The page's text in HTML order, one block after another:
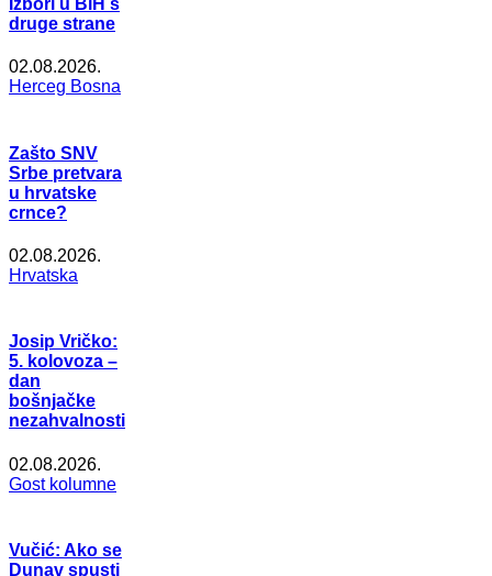
Izbori u BiH s
druge strane
02.08.2026.
Herceg Bosna
Zašto SNV
Srbe pretvara
u hrvatske
crnce?
02.08.2026.
Hrvatska
Josip Vričko:
5. kolovoza –
dan
bošnjačke
nezahvalnosti
02.08.2026.
Gost kolumne
Vučić: Ako se
Dunav spusti